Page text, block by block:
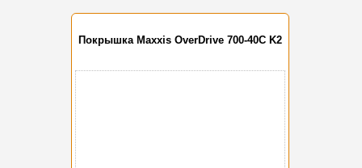
Покрышка Maxxis OverDrive 700-40C K2